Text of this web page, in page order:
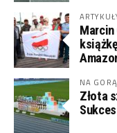
Marcin
NA
Złota